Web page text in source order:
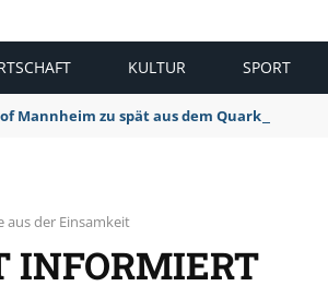
KULTUR SPORT
Mannheim zu spät aus dem Quark: 1:2
aus der Einsamkeit
INFORMIERT